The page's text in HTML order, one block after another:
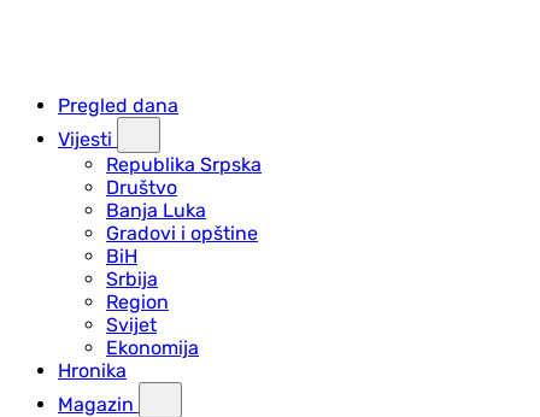
Pregled dana
Vijesti
Republika Srpska
Društvo
Banja Luka
Gradovi i opštine
BiH
Srbija
Region
Svijet
Ekonomija
Hronika
Magazin